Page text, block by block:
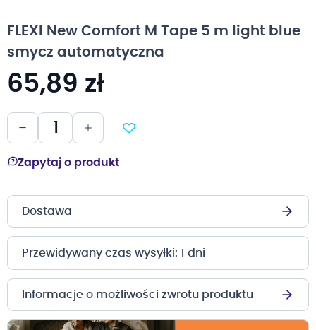
galerii
FLEXI New Comfort M Tape 5 m light blue
smycz automatyczna
65,89 zł
Zapytaj o produkt
Dostawa
Przewidywany czas wysyłki: 1 dni
Informacje o możliwości zwrotu produktu